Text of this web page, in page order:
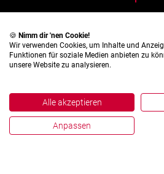
🍪 Nimm dir 'nen Cookie!
Wir verwenden Cookies, um Inhalte und
Funktionen für soziale Medien anbieten zu
unsere Website zu analysieren.
Alle akzeptieren
Anpassen